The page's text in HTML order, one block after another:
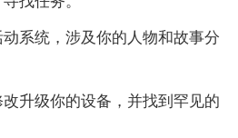
统，涉及你的人物和故事分
级你的设备，并找到罕见的